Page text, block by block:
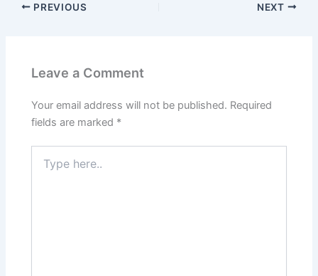
PREVIOUS NEXT
Leave a Comment
Your email address will not be published. Required
fields are marked *
here..